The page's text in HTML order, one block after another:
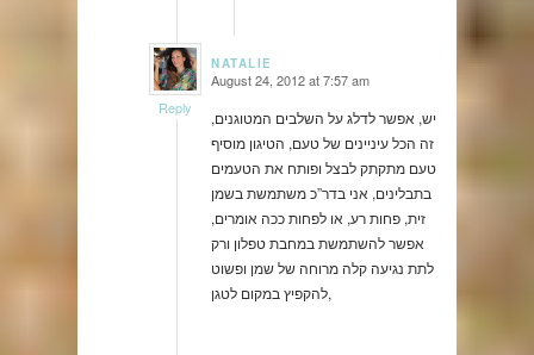
NATALIE
says: August 24, 2012 at 7:57 am
יש, אפשר לדלג על השלבים המטוגנים,
זה הכל עיניינים של טעם, הטיגון מוסיף
טעם מתקתק לבצל ופותח את הטעמים
בתבלינים, אני בדר”כ משתמשת בשמן
זית, פחות רע, או לפחות ככה אומרים,
אפשר להשתמשת במחבת טפלון ורק
לתת נגיעה קלה מרוחה של שמן ופשוט
להקפיץ במקום לטגן,
Reply